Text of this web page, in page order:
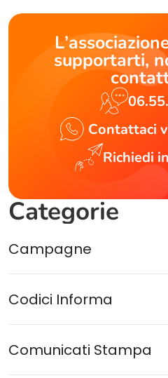
supportarti,
Contattaci
Richiedi
Categorie
Campagne
Codici Informa
Comunicati Stampa